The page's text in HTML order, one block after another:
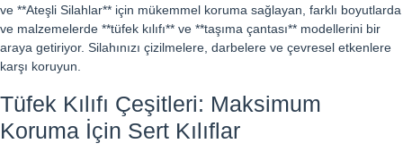
ve **Ateşli Silahlar** için mükemmel koruma sağlayan, farklı boyutlarda
ve malzemelerde **tüfek kılıfı** ve **taşıma çantası** modellerini bir
araya getiriyor. Silahınızı çizilmelere, darbelere ve çevresel etkenlere
karşı koruyun.
Tüfek Kılıfı Çeşitleri: Maksimum
Koruma İçin Sert Kılıflar